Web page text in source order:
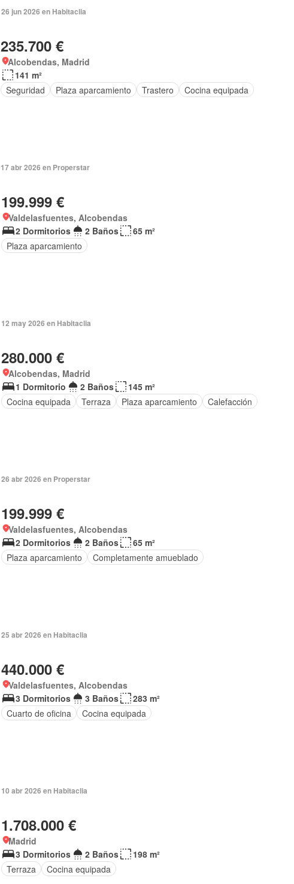
26 jun 2026 en Habitaclia
235.700 €
Alcobendas, Madrid
141 m²
Seguridad
Plaza aparcamiento Trastero Cocina equipada
17 abr 2026 en Properstar
199.999 €
Valdelasfuentes, Alcobendas
2 Dormitorios
2 Baños
65 m²
Plaza aparcamiento
12 may 2026 en Habitaclia
280.000 €
Alcobendas, Madrid
1 Dormitorio
2 Baños
145 m²
Cocina equipada
Terraza Plaza aparcamiento Calefacción
26 abr 2026 en Properstar
199.999 €
Valdelasfuentes, Alcobendas
2 Dormitorios
2 Baños
65 m²
Plaza aparcamiento
Completamente amueblado
25 abr 2026 en Habitaclia
440.000 €
Valdelasfuentes, Alcobendas
3 Dormitorios
3 Baños
283 m²
Cuarto de oficina
Cocina equipada
10 abr 2026 en Habitaclia
1.708.000 €
Madrid
3 Dormitorios
2 Baños
198 m²
Terraza
Cocina equipada